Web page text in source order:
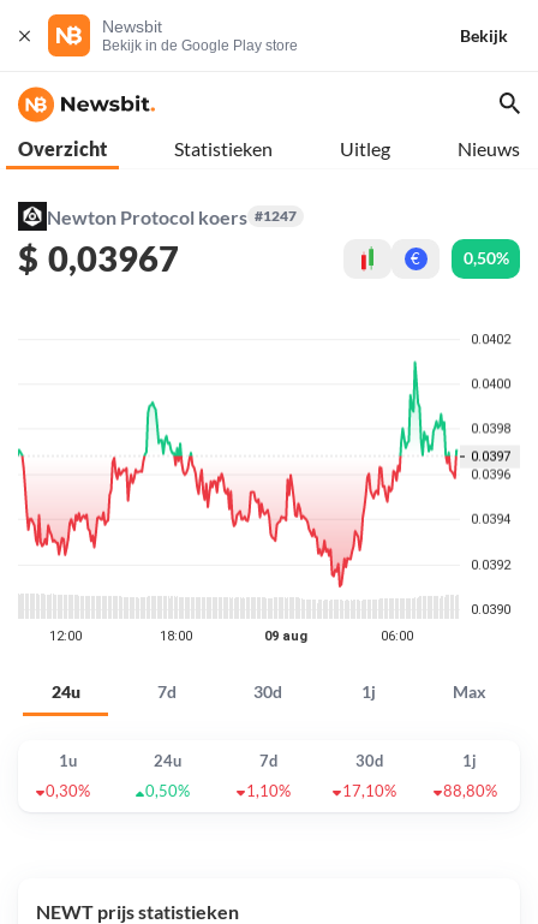
Newsbit
Bekijk in de Google Play store
Bekijk
Overzicht Statistieken Uitleg Nieuws
Newton Protocol koers #1247
$ 0,03967 € 0,50%
24u 7d 30d 1j Max
1u 24u 7d 30d
1j
0,30%
0,50% 1,10% 17,10% 88,80%
NEWT prijs statistieken